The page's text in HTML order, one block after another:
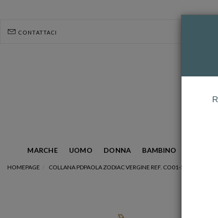
CONTATTACI
MARCHE UOMO DONNA BAMBINO
HOMEPAGE COLLANA PDPAOLA ZODIAC VERGINE REF. CO01-573-U